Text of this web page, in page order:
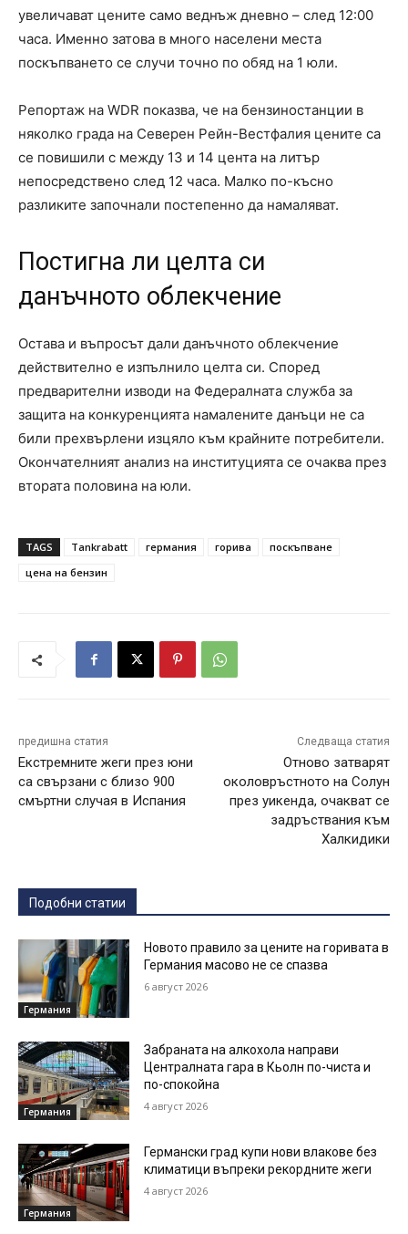
увеличават цените само веднъж дневно – след 12:00
часа. Именно затова в много населени места
поскъпването се случи точно по обяд на 1 юли.
Репортаж на WDR показва, че на бензиностанции в
няколко града на Северен Рейн-Вестфалия цените са
се повишили с между 13 и 14 цента на литър
непосредствено след 12 часа. Малко по-късно
разликите започнали постепенно да намаляват.
Постигна ли целта си
данъчното облекчение
Остава и въпросът дали данъчното облекчение
действително е изпълнило целта си. Според
предварителни изводи на Федералната служба за
защита на конкуренцията намалените данъци не са
били прехвърлени изцяло към крайните потребители.
Окончателният анализ на институцията се очаква през
втората половина на юли.
TAGS Tankrabatt германия горива
поскъпване
цена на бензин
предишна статия
Екстремните жеги през юни
са свързани с близо 900
смъртни случая в Испания
Следваща статия
Отново затварят
околовръстното на Солун
през уикенда, очакват се
задръствания към
Халкидики
Подобни статии
Германия
Новото правило за цените на горивата в
Германия масово не се спазва
6 август 2026
Германия
Забраната на алкохола направи
Централната гара в Кьолн по-чиста и
по-спокойна
4 август 2026
Германия
Германски град купи нови влакове без
климатици въпреки рекордните жеги
4 август 2026